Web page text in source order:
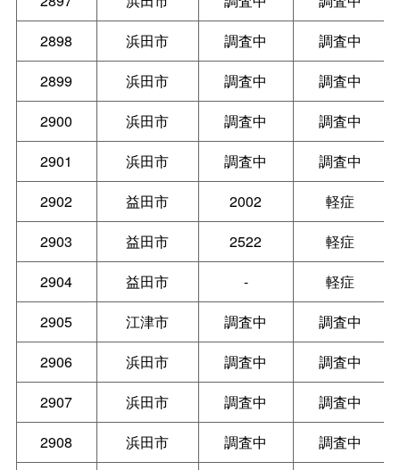
2898
浜田市 調査中
調査中
2899
浜田市 調査中
調査中
2900
浜田市 調査中
調査中
2901
浜田市 調査中
調査中
2902
益田市 2002
軽症
2903
益田市 2522
軽症
2904
益田市 -
軽症
2905
江津市 調査中
調査中
2906
浜田市 調査中
調査中
2907
浜田市 調査中
調査中
2908
浜田市 調査中 調査中